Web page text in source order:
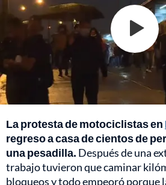
La protesta de motociclistas en
regreso a casa de cientos de
una pesadilla. Después de una
trabajo tuvieron que caminar
bloqueos y todo empeoró porque